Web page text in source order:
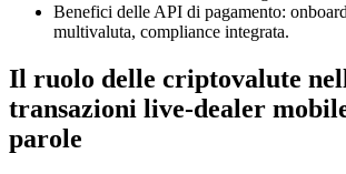
Benefici delle API di pagamento:
multivaluta, compliance integrata.
Il ruolo delle criptovalute
transazioni live‑dealer
parole